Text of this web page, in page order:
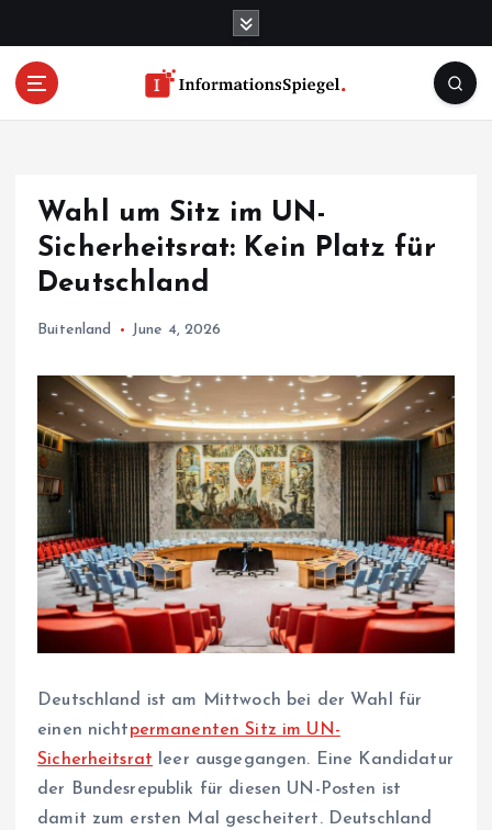
Wahl um Sitz im UN-
Sicherheitsrat: Kein Platz für
Deutschland
Buitenland June 4, 2026
Deutschland ist am Mittwoch bei der Wahl für
einen nichtpermanenten Sitz im UN-
Sicherheitsrat leer ausgegangen. Eine Kandidatur
der Bundesrepublik für diesen UN-Posten ist
damit zum ersten Mal gescheitert. Deutschland